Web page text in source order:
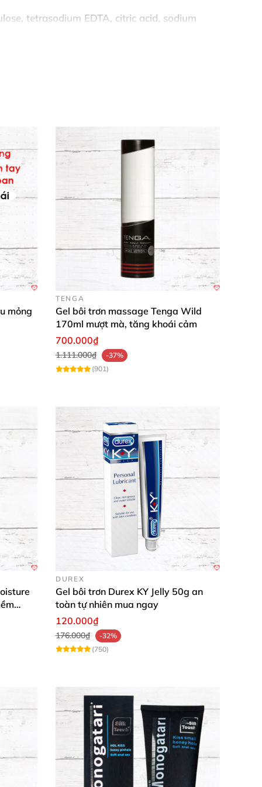
tetrasodium EDTA, citric acid, sodium
da nhạy cảm vẫn yên tâm. ❤️
dùng cho oral sex rất tiện lợi. Sẽ mua
trải nghiệm thân mật đỉnh cao. Cảm ơn
cháy và an toàn, ngọt ngào.
nhớ!
bạn?
mỏng
TENGA
Gel bôi trơn massage Tenga Wild
170ml mượt mà, tăng khoái cảm
700.000₫
1.111.000₫
-37%
(901)
DUREX
Gel bôi trơn Durex KY Jelly 50g an
toàn tự nhiên mua ngay
120.000₫
176.000₫
-32%
(750)